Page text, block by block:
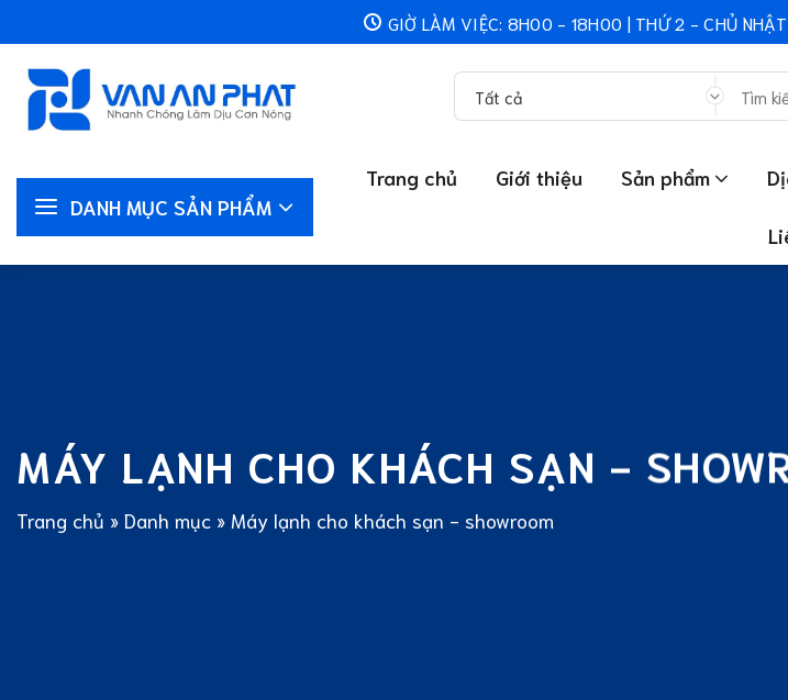
đến
dung
GIỜ LÀM VIỆC: 8H00 - 18H00 | THỨ 2 - CHỦ NHẬT
kiếm:
DANH MỤC SẢN PHẨM
Trang chủ Giới thiệu Sản phẩm
MÁY LẠNH CHO KHÁCH SẠN -
Trang chủ » Danh mục » Máy lạnh cho khách sạn - showroom